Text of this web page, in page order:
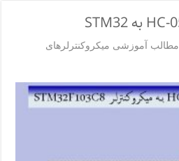
مطالب آموزشی میکروکنترلرهای